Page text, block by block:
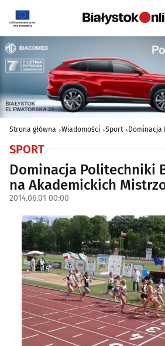
Strona główna Wiadomości Sport Dominacja
SPORT
Dominacja Politechniki
na Akademickich
2014.06.01 00:00